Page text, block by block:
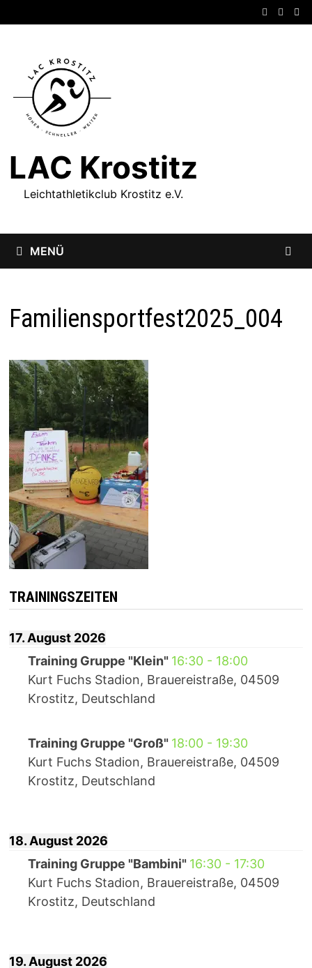
Inhalt
LAC Krostitz
Leichtathletikclub Krostitz e.V.
MENÜ
Familiensportfest2025_004
TRAININGSZEITEN
17. August 2026
Training Gruppe "Klein" 16:30- 18:00
Kurt Fuchs Stadion, Brauereistraße, 04509
Krostitz, Deutschland
Training Gruppe "Groß" 18:00- 19:30
Kurt Fuchs Stadion, Brauereistraße, 04509
Krostitz, Deutschland
18. August 2026
Training Gruppe "Bambini" 16:30- 17:30
Kurt Fuchs Stadion, Brauereistraße, 04509
Krostitz, Deutschland
19. August 2026